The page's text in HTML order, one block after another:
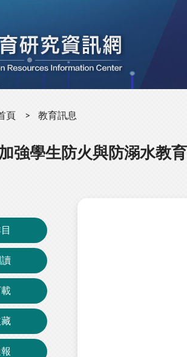
頁 教育訊息
強學生防火與防溺水教育